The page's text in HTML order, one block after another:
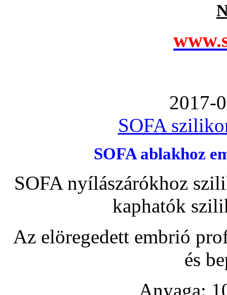
2017-
SOFA
SOFA ablakhoz
SOFA nyílászárókhoz
kaphatók
Az elöregedett embrió
és
Anyaga: